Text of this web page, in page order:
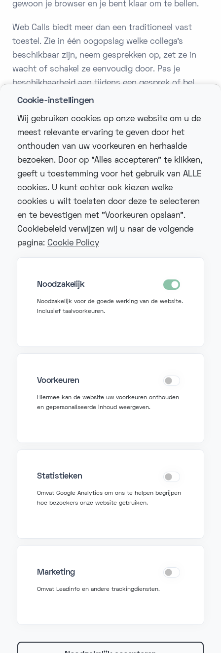
Cookie-instellingen
Wij gebruiken cookies op onze website om u de
meest relevante ervaring te geven door het
onthouden van uw voorkeuren en herhaalde
bezoeken. Door op "Alles accepteren" te klikken,
geeft u toestemming voor het gebruik van ALLE
cookies. U kunt echter ook kiezen welke
cookies u wilt toelaten door deze te selecteren
en te bevestigen met "Voorkeuren opslaan".
Cookiebeleid verwijzen wij u naar de volgende
pagina: Cookie Policy
Noodzakelijk
Noodzakelijk voor de goede werking van de website.
Inclusief taalvoorkeuren.
Voorkeuren
Hiermee kan de website uw voorkeuren onthouden
en gepersonaliseerde inhoud weergeven.
Statistieken
Omvat Google Analytics om ons te helpen begrijpen
hoe bezoekers onze website gebruiken.
Marketing
Omvat Leadinfo en andere trackingdiensten.
gewoon je browser en je bent klaar om te bellen.
Web Calls biedt meer dan een traditioneel vast
toestel. Zie in één oogopslag welke collega's
beschikbaar zijn, neem gesprekken op, zet ze in
wacht of schakel ze eenvoudig door. Pas je
beschikbaarheid aan tijdens een gesprek of bel
rechtstreeks vanuit jouw contactenlijst.
Flexibel, snel en overal beschikbaar.
Neem contact op
+32 2 580 50 50
Vraag hulp
support@fonzer.com
Veldkant 10, 2550 Kontich
BTW BE 0627 815 078